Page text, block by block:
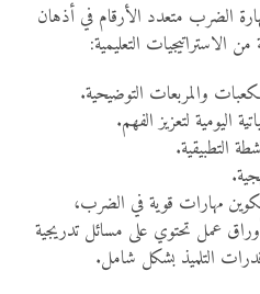
الضرب متعدد الأرقام في أذهان
الاستراتيجيات التعليمية:
والمربعات التوضيحية.
اليومية لتعزيز الفهم.
التطبيقية.
مهارات قوية في الضرب،
عمل تحتوي على مسائل تدريجية
التلميذ بشكل شامل.